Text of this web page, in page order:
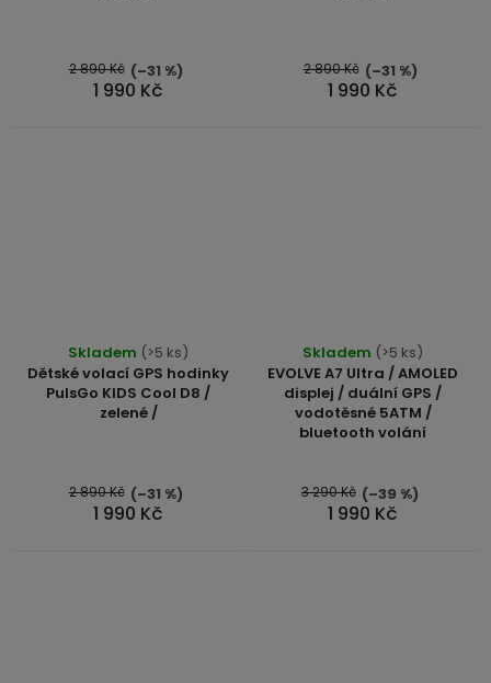
1 990 Kč
2 890 Kč (–31 %)
1 990 Kč
2 890 Kč (–31 %)
Dětské volací GPS hodinky
PulsGo KIDS Cool D8 /
zelené /
Skladem (>5 ks)
1 990 Kč
2 890 Kč (–31 %)
EVOLVE A7 Ultra / AMOLED
displej / duální GPS /
vodotěsné 5ATM /
bluetooth volání
hodnocení
produktu
je
5,0
5
hvězdiček.
Skladem (>5 ks)
1 990 Kč
3 290 Kč (–39 %)